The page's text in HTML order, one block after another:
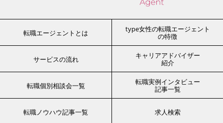
転職エージェントとは
type女性の転職エージェント
の特徴
サービスの流れ
キャリアアドバイザー
紹介
転職個別相談会一覧
転職実例インタビュー
記事一覧
転職ノウハウ記事一覧 求人検索